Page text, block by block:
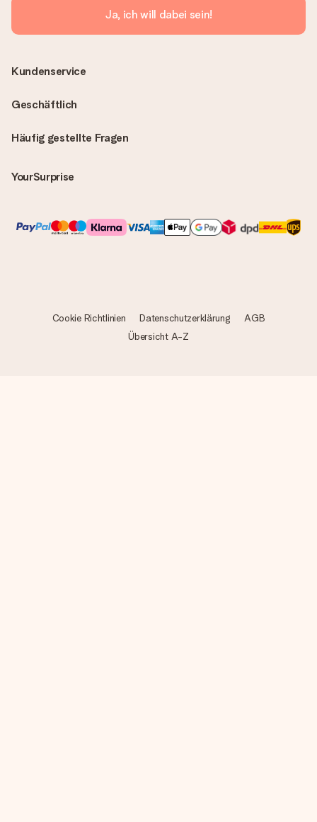
Ja, ich will dabei sein!
Häufig gestellte Fragen
YourSurprise
Kundenservice
Geschäftlich
Cookie Richtlinien Datenschutzerklärung
AGB
Übersicht A-Z